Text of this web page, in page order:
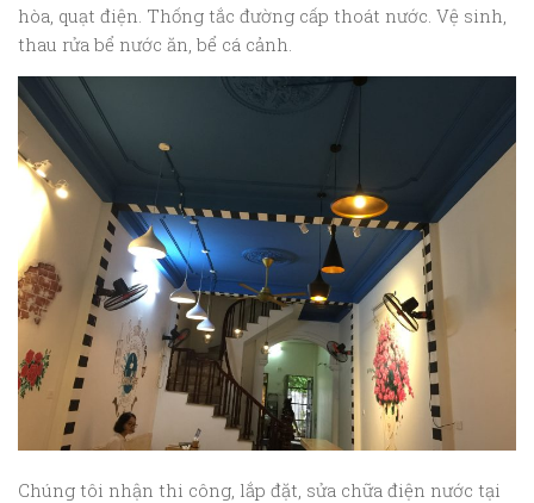
hòa, quạt điện. Thống tắc đường cấp thoát nước. Vệ sinh,
thau rửa bể nước ăn, bể cá cảnh.
Chúng tôi nhận thi công, lắp đặt, sửa chữa điện nước tại